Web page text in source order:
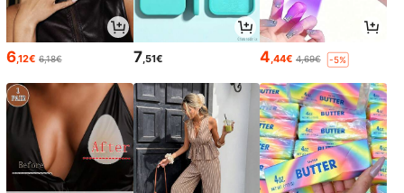
6,12€ 6,18€ 7,51€ 4,44€ 4,69€ -5%